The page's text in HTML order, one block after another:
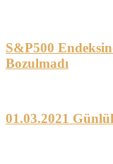
S&P500
Bozulmadı
01.03.2021